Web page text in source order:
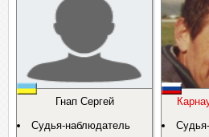
Гнап Сергей
Судья-наблюдатель